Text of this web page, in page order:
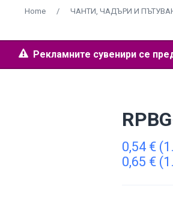
Home / ЧАНТИ, ЧАДЪРИ И
Рекламните сувенири се
0,54 €
0,65 €